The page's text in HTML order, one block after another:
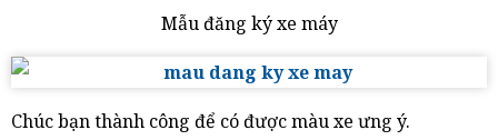
Mẫu đăng ký xe máy
Chúc bạn thành công để có được màu xe ưng ý.